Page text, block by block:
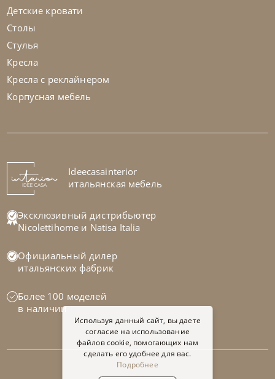
Стул Sveva
На заказ 45-90 дн
Детские кровати
Столы
Стулья
Кресла
Кресла с реклайнером
Корпусная мебель
Ideecasainterior
итальянская мебель
Эксклюзивный дистрибьютер
Nicolettihome и Natisa Italia
Официальный дилер
итальянских фабрик
Более 100 моделей
в наличии
Используя данный сайт, вы даете
согласие на использование
файлов cookie, помогающих нам
сделать его удобнее для вас.
Подробнее